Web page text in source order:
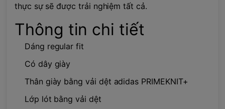
thực sự sẽ được trải nghiệm tất cả.
Thông tin chi tiết
Dáng regular fit
Có dây giày
Thân giày bằng vải dệt adidas PRIMEKNIT+
Lớp lót bằng vải dệt